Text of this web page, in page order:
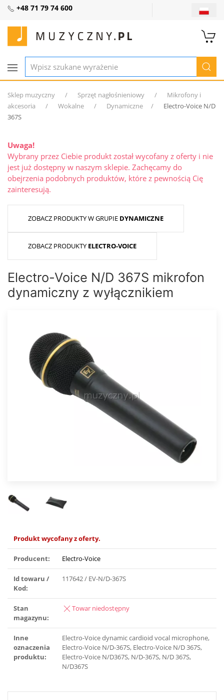
+48 71 79 74 600
Sklep muzyczny Sprzęt nagłośnieniowy
Mikrofony i
akcesoria
Wokalne Dynamiczne
Electro-Voice N/D
367S
Uwaga!
Wybrany przez Ciebie produkt został wycofany z oferty i nie
jest już dostępny w naszym sklepie. Zachęcamy do
obejrzenia podobnych produktów, które z pewnością Cię
zainteresują.
ZOBACZ PRODUKTY W GRUPIE DYNAMICZNE
ZOBACZ PRODUKTY ELECTRO-VOICE
Electro-Voice N/D 367S mikrofon
dynamiczny z wyłącznikiem
Produkt wycofany z oferty.
Producent: Electro-Voice
Id towaru /
Kod:
117642 / EV-N/D-367S
Stan
magazynu:
Towar niedostępny
Inne
oznaczenia
produktu:
Electro-Voice dynamic cardioid vocal microphone,
Electro-Voice N/D-367S, Electro-Voice N/D 367S,
Electro-Voice N/D367S, N/D-367S, N/D 367S,
N/D367S